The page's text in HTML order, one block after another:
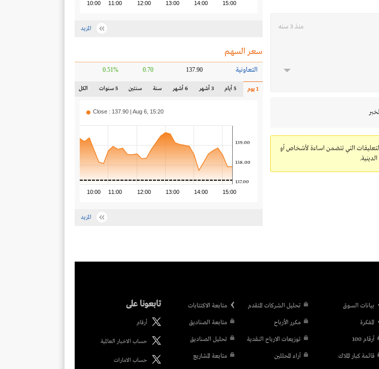
منذ 3 سنه
التعليقات التي تتضمن اساءة لأشخاص أو
10:00 11:00 12:00 13:00 14:00 15:00
المزيد
سعر السهم
التعاونية 137.90
0.70
0.51%
1 يوم 5 أيام 3 أشهر 6 أشهر سنة سنتين 5 سنوات الكل
10:00 11:00 12:00 13:00 14:00 15:00
137.00
138.00
139.00
Close : 137.90 | Aug 6, 15:20
المزيد
بيانات السوق
المفكرة
أرقام 100
قائمة كبار الملاك
تحليل الشركات المتقدم
مكرر الأرباح
توزيعات الارباح النقدية
آراء المحللين
متابعة الاكتتابات
متابعة الصناديق
تحليل الصناديق
متابعة المشاريع
تابعونا على
أرقام
حساب الاخبار العالمية
حساب الامارات